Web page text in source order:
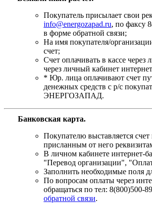
Покупатель присылает свои
info@energozapad.ru, по факсу
в форме обратной связи;
На имя покупателя/
счет;
Счет оплачивать в кассе через
через личный кабинет
* Юр. лица оплачивают счет
денежных средств с р/с
ЭНЕРГОЗАПАД.
Банковская карта.
Покупателю выставляется счет
присланным от него
В личном кабинете интернет-
"Перевод организации",
Заполнить необходимые поля
По вопросам оплаты через
обращаться по тел: 8(800)500-
обратной связи.